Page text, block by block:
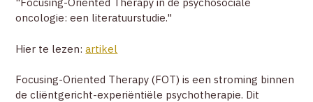
oncologie: een literatuurstudie."
Hier te lezen:artikel
Focusing-Oriented Therapy (FOT) is een stroming binnen
de cliëntgericht-experiëntiële psychotherapie. Dit